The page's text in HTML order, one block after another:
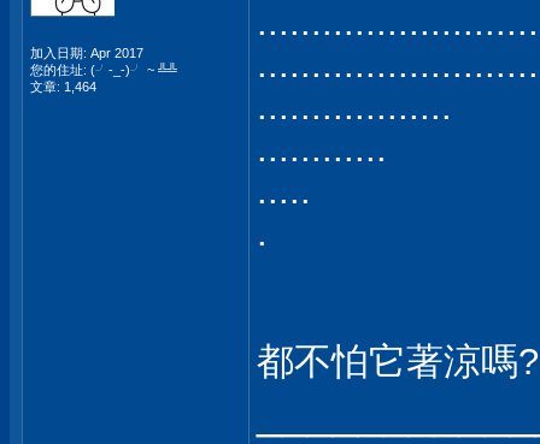
加入日期: Apr 2017
您的住址: (╯-_-)╯ ~ ╩╩
文章: 1,464
..................
............
.....
.
都不怕它著涼嗎